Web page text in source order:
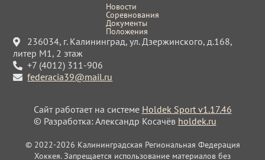
Новости
Соревнования
Документы
Положения
236034, г. Калининград, ул. Дзержинского, д.168,
литер М1, 2 этаж
+7 (4012) 311-906
federacia39@mail.ru
Сайт работает на системе Holdek Sport v1.17.46
© Разработка: Александр Косачёв holdek.ru
© 2022-2026 Калининградская Региональная Федерация
Хоккея. Запрещается использование материалов без